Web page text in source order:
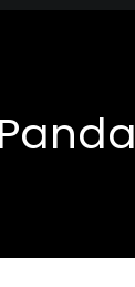
Panda